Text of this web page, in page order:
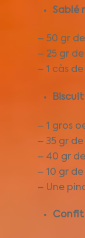
Sablé
– 50 gr
– 25 gr de
– 1 càs
– 1 gros
– 35 gr
– 40 gr
– 10 gr
– Une
Confit